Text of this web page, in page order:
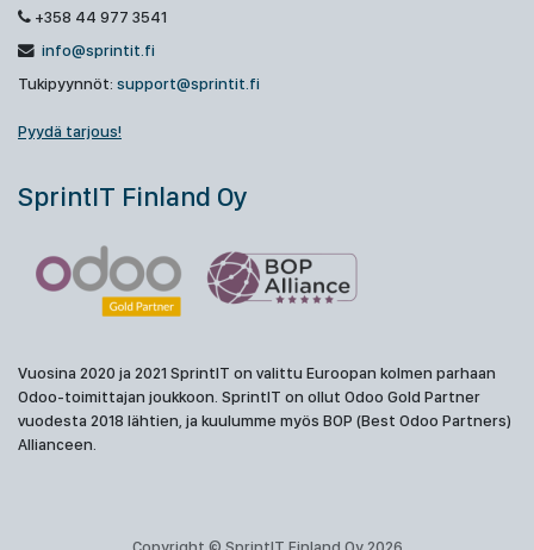
+358 44 977 3541
info@sprintit.fi
Tukipyynnöt: support@sprintit.fi
Pyydä tarjous!
SprintIT Finland Oy
Vuosina 2020 ja 2021 SprintIT on valittu Euroopan kolmen parhaan
Odoo-toimittajan joukkoon. SprintIT on ollut Odoo Gold Partner
vuodesta 2018 lähtien, ja kuulumme myös BOP (Best Odoo Partners)
Allianceen.
Copyright © SprintIT Finland Oy 2026